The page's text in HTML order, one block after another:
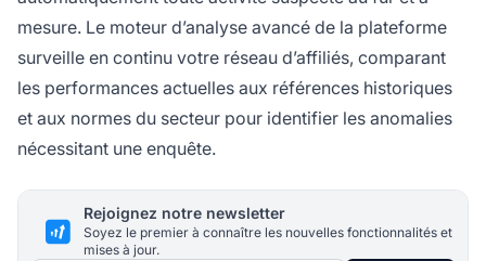
mesure. Le moteur d’analyse avancé de la plateforme
surveille en continu votre réseau d’affiliés, comparant
les performances actuelles aux références historiques
et aux normes du secteur pour identifier les anomalies
nécessitant une enquête.
Rejoignez notre newsletter
Soyez le premier à connaître les nouvelles fonctionnalités et
mises à jour.